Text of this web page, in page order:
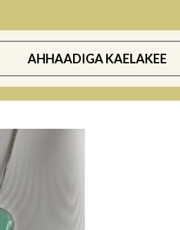
AHHAADIGA KAELAKEE